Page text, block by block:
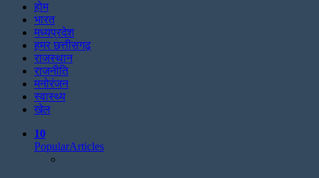
होम
भारत
मध्यप्रदेश
हमर छत्तीसगढ़
राजस्थान
राजनीति
मनोरंजन
स्वास्थ्य
खेल
10
PopularArticles